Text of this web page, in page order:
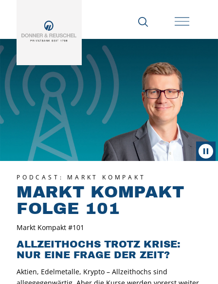
PODCAST: MARKT KOMPAKT
MARKT KOMPAKT
FOLGE 101
Markt Kompakt #101
ALLZEITHOCHS TROTZ KRISE:
NUR EINE FRAGE DER ZEIT?
Aktien, Edelmetalle, Krypto – Allzeithochs sind